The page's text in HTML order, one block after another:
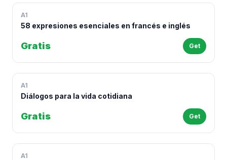
A1
58 expresiones esenciales en francés e inglés
Gratis Get
A1
Diálogos para la vida cotidiana
Gratis Get
A1